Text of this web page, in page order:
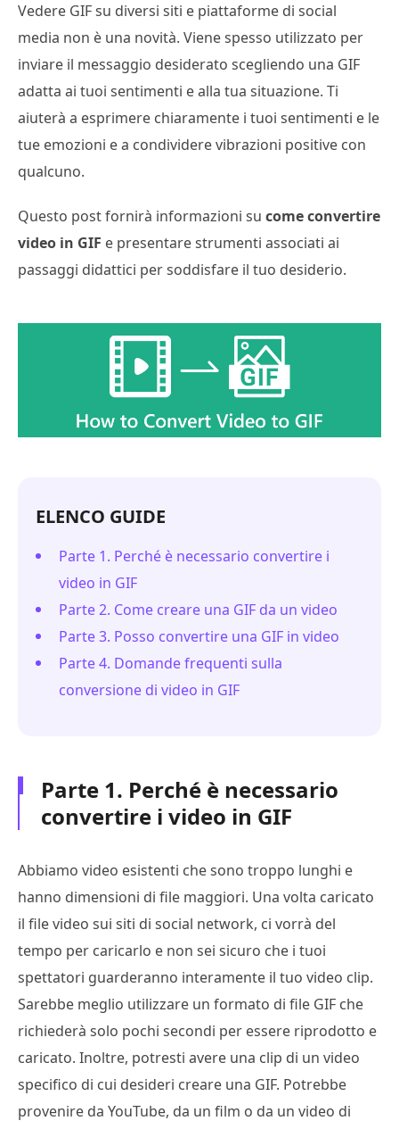
Vedere GIF su diversi siti e piattaforme di social
media non è una novità. Viene spesso utilizzato per
inviare il messaggio desiderato scegliendo una GIF
adatta ai tuoi sentimenti e alla tua situazione. Ti
aiuterà a esprimere chiaramente i tuoi sentimenti e le
tue emozioni e a condividere vibrazioni positive con
qualcuno.
Questo post fornirà informazioni su come convertire
video in GIF e presentare strumenti associati ai
passaggi didattici per soddisfare il tuo desiderio.
ELENCO GUIDE
Parte 1. Perché è necessario convertire i
video in GIF
Parte 2. Come creare una GIF da un video
Parte 3. Posso convertire una GIF in video
Parte 4. Domande frequenti sulla
conversione di video in GIF
Parte 1. Perché è necessario
convertire i video in GIF
Abbiamo video esistenti che sono troppo lunghi e
hanno dimensioni di file maggiori. Una volta caricato
il file video sui siti di social network, ci vorrà del
tempo per caricarlo e non sei sicuro che i tuoi
spettatori guarderanno interamente il tuo video clip.
Sarebbe meglio utilizzare un formato di file GIF che
richiederà solo pochi secondi per essere riprodotto e
caricato. Inoltre, potresti avere una clip di un video
specifico di cui desideri creare una GIF. Potrebbe
provenire da YouTube, da un film o da un video di